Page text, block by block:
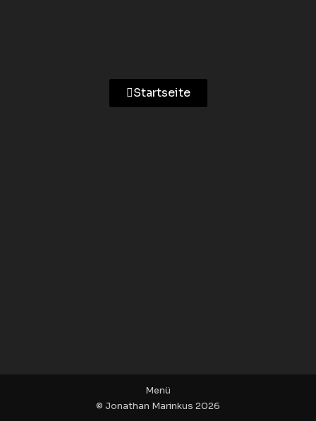
Startseite
Menü
© Jonathan Marinkus 2026